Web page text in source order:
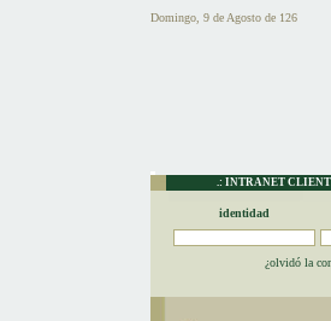
Domingo, 9 de Agosto de 126
.: INTRANET
identidad
¿olvidó la